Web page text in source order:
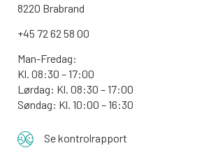
8220 Brabrand
+45 72 62 58 00
Man-Fredag:
Kl. 08:30 – 17:00
Lørdag: Kl. 08:30 – 17:00
Søndag: Kl. 10:00 – 16:30
Se kontrolrapport